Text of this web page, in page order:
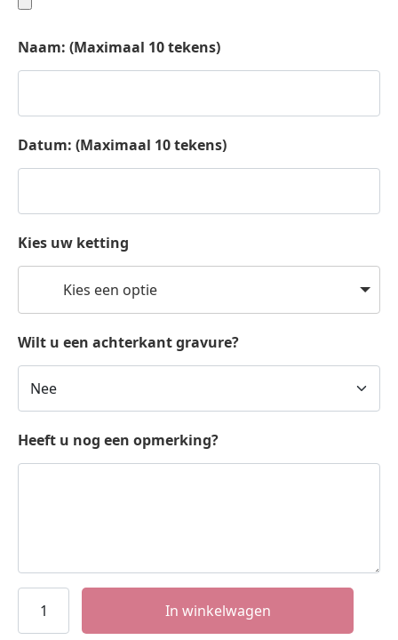
Naam: (Maximaal 10 tekens)
Datum: (Maximaal 10 tekens)
Kies uw ketting
Kies een optie
Wilt u een achterkant gravure?
Heeft u nog een opmerking?
Names4ever
Klaverhanger
In winkelwagen